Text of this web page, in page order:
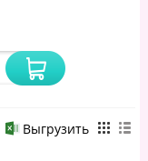
Выгрузить